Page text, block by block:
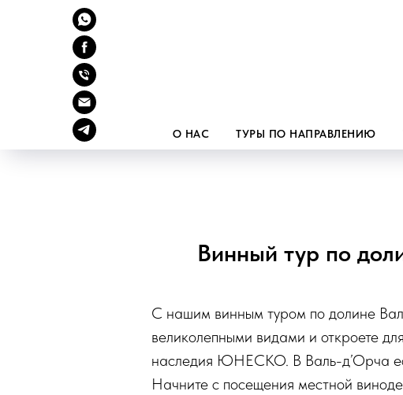
О НАС ТУРЫ ПО НАПРАВЛЕНИЮ
Винный тур по
С нашим винным туром по долине
великолепными видами и откроете
наследия ЮНЕСКО. В Валь-д’Орча
Начните с посещения местной